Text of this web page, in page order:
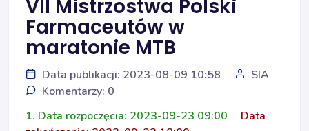
VII Mistrzostwa Polski
Farmaceutów w
maratonie MTB
Data publikacji: 2023-08-09 10:58
SIA
Komentarzy: 0
1. Data rozpoczęcia: 2023-09-23 09:00
Data